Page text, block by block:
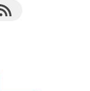
RSS Feed